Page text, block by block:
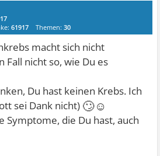
61917 Themen:30
macht sich nicht
nicht so, wie Du es
Du hast keinen Krebs. Ich
sei Dank nicht) 🙄☺
Symptome, die Du hast, auch